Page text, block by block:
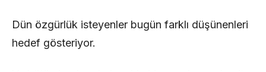
Dün özgürlük isteyenler bugün farklı düşünenleri
hedef gösteriyor.